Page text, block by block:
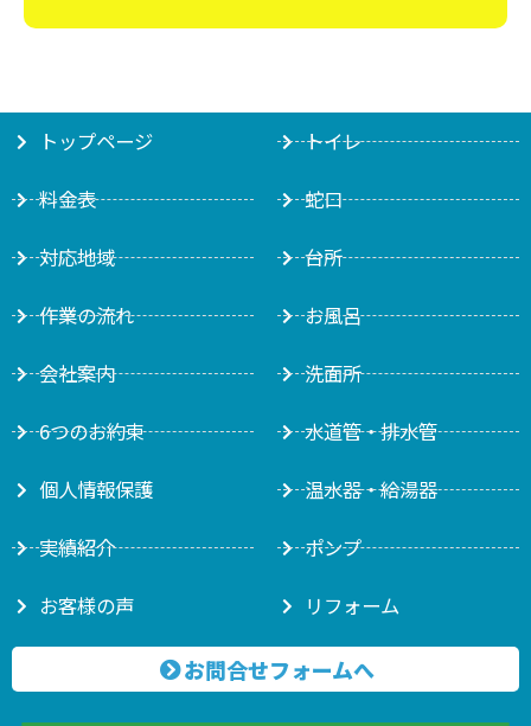
トップページ
料金表
対応地域
作業の流れ
会社案内
6つのお約束
個人情報保護
実績紹介
お客様の声
トイレ
蛇口
台所
お風呂
洗面所
水道管・排水管
温水器・給湯器
ポンプ
リフォーム
お問合せフォームへ